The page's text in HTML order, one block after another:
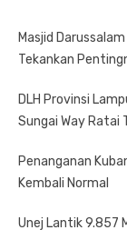
Masjid
Tekankan
DLH Provinsi
Sungai Way Ratai
Penanganan
Kembali Normal
Unej Lantik 9.857